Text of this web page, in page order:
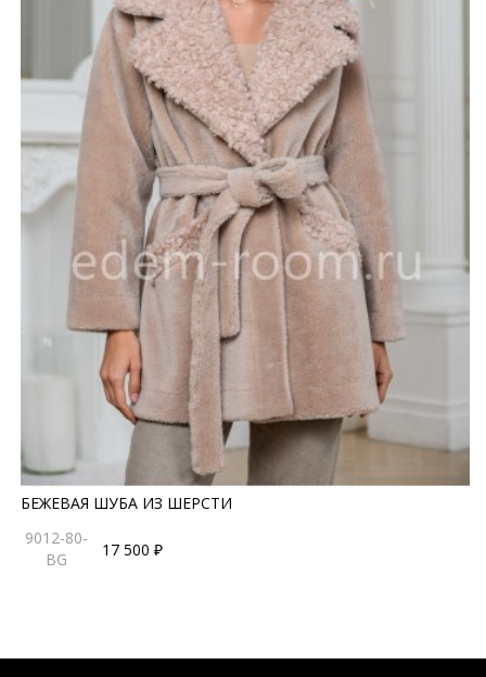
БЕЖЕВАЯ ШУБА ИЗ ШЕРСТИ
9012-80-
BG
17 500 ₽